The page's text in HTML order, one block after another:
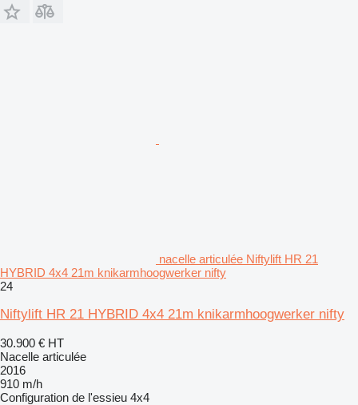
nacelle articulée Niftylift HR 21
HYBRID 4x4 21m knikarmhoogwerker nifty
24
Niftylift HR 21 HYBRID 4x4 21m knikarmhoogwerker nifty
30.900 € HT
Nacelle articulée
2016
910 m/h
Configuration de l'essieu 4x4